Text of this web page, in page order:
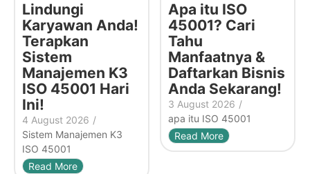
Lindungi
Karyawan Anda!
Terapkan
Sistem
Manajemen K3
ISO 45001 Hari
Ini!
4 August 2026 /
Sistem Manajemen K3
ISO 45001
Read More
Apa itu ISO
45001? Cari
Tahu
Manfaatnya &
Daftarkan Bisnis
Anda Sekarang!
3 August 2026 /
apa itu ISO 45001
Read More